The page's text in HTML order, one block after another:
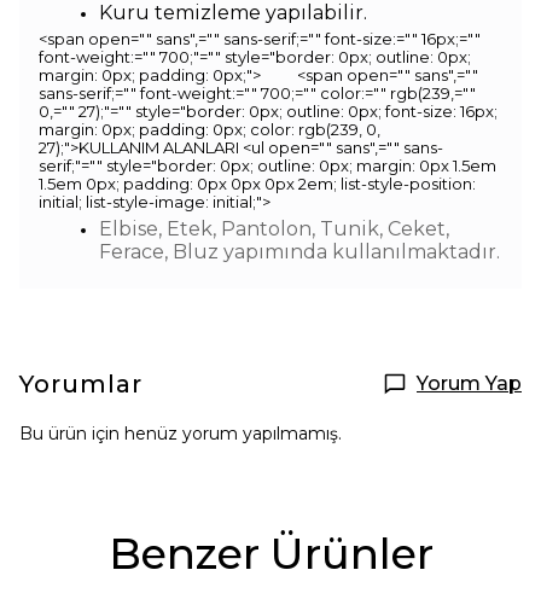
Kuru temizleme yapılabilir.
<span open="" sans",="" sans-serif;="" font-size:="" 16px;=""
font-weight:="" 700;"="" style="border: 0px; outline: 0px;
margin: 0px; padding: 0px;">
<span open="" sans",=""
sans-serif;="" font-weight:="" 700;="" color:="" rgb(239,=""
0,="" 27);"="" style="border: 0px; outline: 0px; font-size: 16px;
margin: 0px; padding: 0px; color: rgb(239, 0,
27);">KULLANIM ALANLARI <ul open="" sans",="" sans-
serif;"="" style="border: 0px; outline: 0px; margin: 0px 1.5em
1.5em 0px; padding: 0px 0px 0px 2em; list-style-position:
initial; list-style-image: initial;">
Elbise, Etek, Pantolon, Tunik, Ceket,
Ferace, Bluz yapımında kullanılmaktadır.
Yorumlar Yorum Yap
Bu ürün için henüz yorum yapılmamış.
Benzer Ürünler